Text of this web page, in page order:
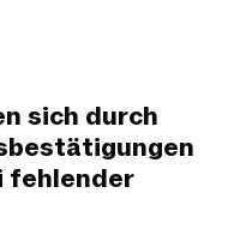
sich durch
fehlender